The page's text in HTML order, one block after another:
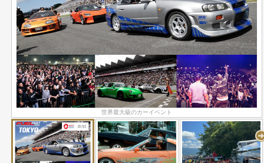
世界最大級のカーイベント
個性豊かな車が大集結！
全世界で一番盛り上がる開催地・日本！
今年もコーディー・ウォーカーが来日！
映画さながらの大迫力のスピードランは圧巻！